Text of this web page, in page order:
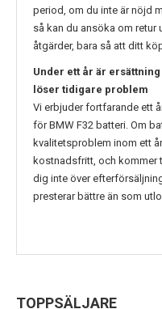
period, om du inte är nöjd
så kan du ansöka om retur
åtgärder, bara så att ditt
Under ett år är
löser tidigare problem
Vi erbjuder fortfarande ett
förBMW F32 batteri. Om
kvalitetsproblem inom ett
kostnadsfritt, och kommer
dig inte över
presterar bättre än som
TOPPSÄLJARE